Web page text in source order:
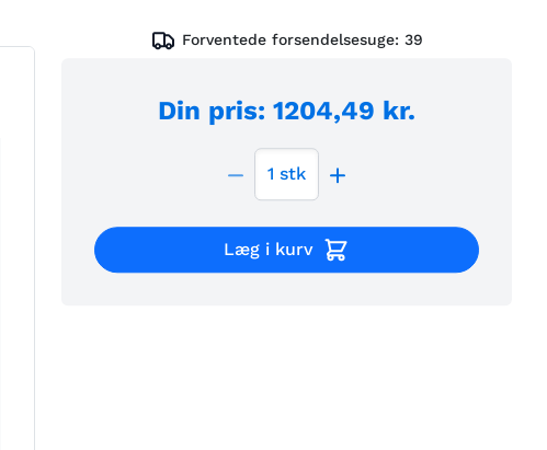
Forventede forsendelsesuge: 39
Din pris: 1204,49 kr.
1 stk
Læg i kurv